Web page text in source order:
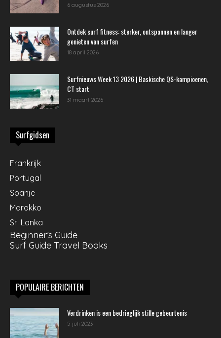
6 augustus 2026
Ontdek surf fitness: sterker, ontspannen en langer
genieten van surfen
18 april 2026
Surfnieuws Week 13 2026 | Baskische QS-kampioenen,
CT start
31 maart 2026
Surfgidsen
Frankrijk
Portugal
Spanje
Marokko
Sri Lanka
Beginner’s Guide
Surf Guide Travel Books
POPULAIRE BERICHTEN
Verdrinken is een bedrieglijk stille gebeurtenis
5 juli 2023